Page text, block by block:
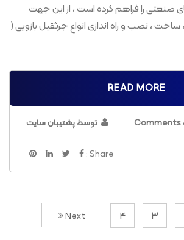
صنعتی را فراهم کرده است ، از این جهت
، نصب و راه اندازی انواع جرثقیل بازویی (
READ MORE
0 توسط پشتیبان سایت
Share :
3
4
Next